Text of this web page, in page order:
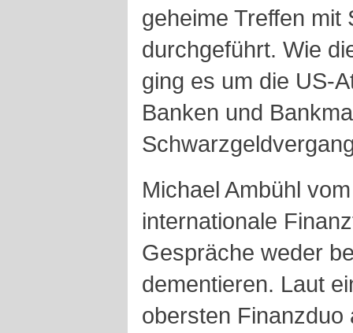
geheime Treffen mit
durchgeführt. Wie
ging es um die US-
Banken und
Michael Ambühl
internationale
Gespräche weder
dementieren. Laut
obersten Finanzduo